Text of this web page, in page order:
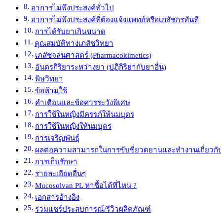
อาการไม่พึงประสงค์ทั่วไป
อาการไม่พึงประสงค์ที่ต้องแจ้งแพทย์หรือเภสัชกรทันที
การได้รับยาเกินขนาด
คุณสมบัติทางเภสัชวิทยา
เภสัชจลนศาสตร์ (Pharmacokimetics)
อันตรกิริยาระหว่างยา (ปฏิกิริยากับยาอื่น)
พิษวิทยา
ข้อห้ามใช้
คำเตือนและข้อควรระวังพิเศษ
การใช้ในหญิงมีครรภ์ให้นมบุตร
การใช้ในหญิงให้นมบุตร
การเจริญพันธุ์
ผลต่อความสามารถในการขับขี่ยวดยานและทำงานเกี่ยวกั
การเก็บรักษา
รายละเอียดอื่นๆ
Mucosolvan PL หาซื้อได้ที่ไหน ?
เอกสารอ้างอิง
ร่วมแชร์ประสบการณ์/รีวิวผลิตภัณฑ์